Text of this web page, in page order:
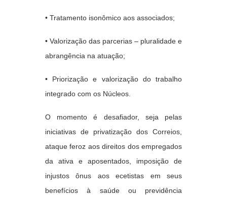
• Tratamento isonômico aos associados;
• Valorização das parcerias – pluralidade e
abrangência na atuação;
• Priorização e valorização do trabalho
integrado com os Núcleos.
O momento é desafiador, seja pelas
iniciativas de privatização dos Correios,
ataque feroz aos direitos dos empregados
da ativa e aposentados, imposição de
injustos ônus aos ecetistas em seus
benefícios à saúde ou previdência